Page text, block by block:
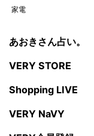
家電
あおきさん占い。
VERY STORE
Shopping LIVE
VERY NaVY